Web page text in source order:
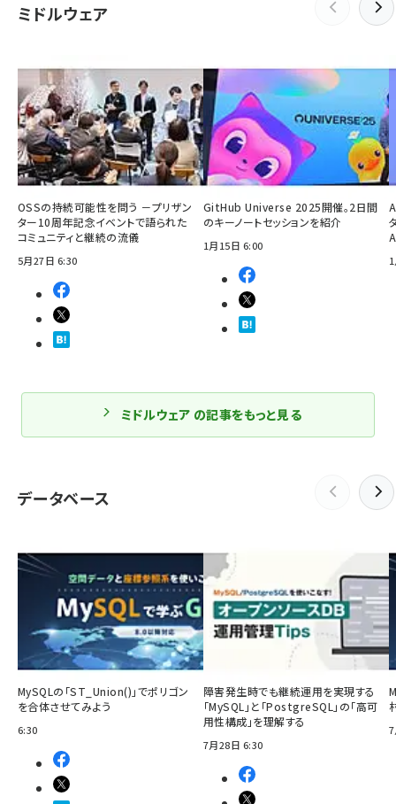
ミドルウェア
OSSの持続可能性を問う －プリザン
ター10周年記念イベントで語られた
コミュニティと継続の流儀
5月27日 6:30
GitHub Universe 2025開催。2日間
のキーノートセッションを紹介
1月15日 6:00
ミドルウェア の記事をもっと見る
データベース
MySQLの「ST_Union()」でポリゴン
を合体させてみよう
6:30
障害発生時でも継続運用を実現する
「MySQL」と「PostgreSQL」の「高可
用性構成」を理解する
7月28日 6:30